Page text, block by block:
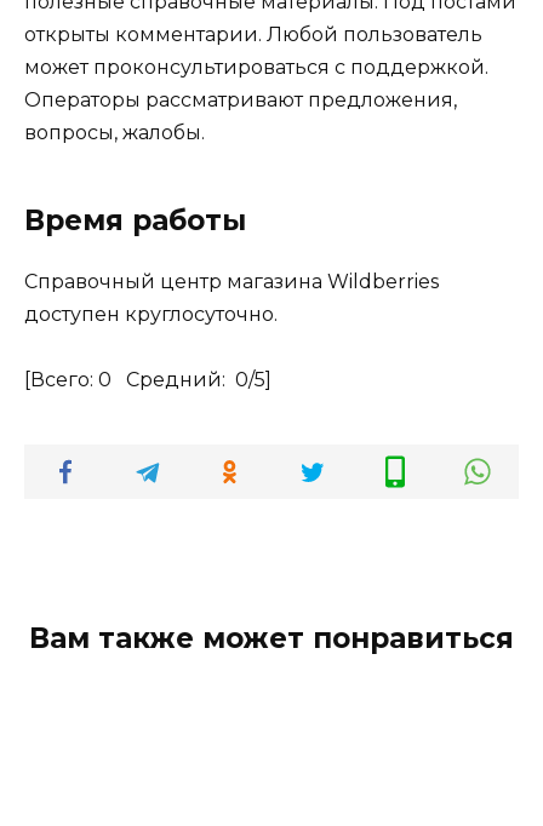
открыты комментарии. Любой пользователь
может проконсультироваться с поддержкой.
Операторы рассматривают предложения,
вопросы, жалобы.
Время работы
Справочный центр магазина Wildberries
доступен круглосуточно.
[Всего: 0 Средний: 0/5]
Вам также может понравиться